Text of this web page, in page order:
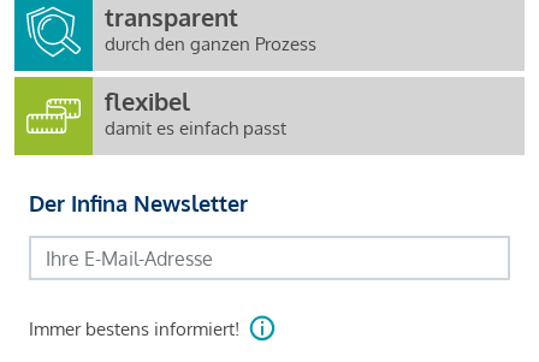
transparent
durch den ganzen Prozess
flexibel
damit es einfach passt
Der Infina Newsletter
Immer bestens informiert!